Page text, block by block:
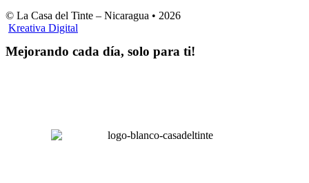
© La Casa del Tinte – Nicaragua • 2026
Kreativa Digital
Mejorando cada día, solo para ti!